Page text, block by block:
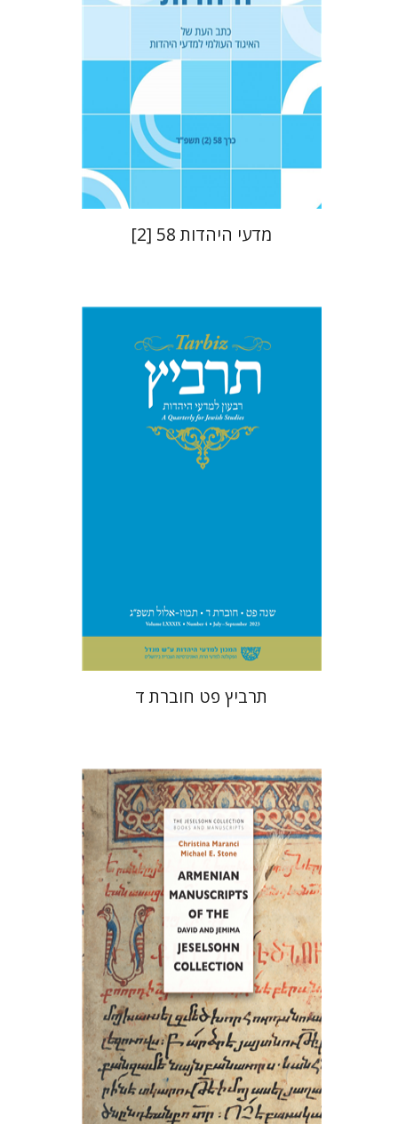
הנחת אתר ספר מודפס
$21
מדעי היהדות 58 [2]
יהונתן גארב מיכאל סיגל
$31
$28
תרביץ פט חוברת ד
כריסטינה מרנצ'י מייקל א. סטון
הנחת אתר ספר מודפס
$86
$77